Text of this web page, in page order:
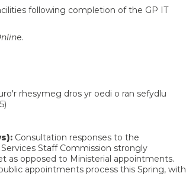
following completion of the GP IT
e.
rhesymeg dros yr oedi o ran sefydlu
Consultation responses to the
Staff Commission strongly
as opposed to Ministerial appointments.
appointments process this Spring, with